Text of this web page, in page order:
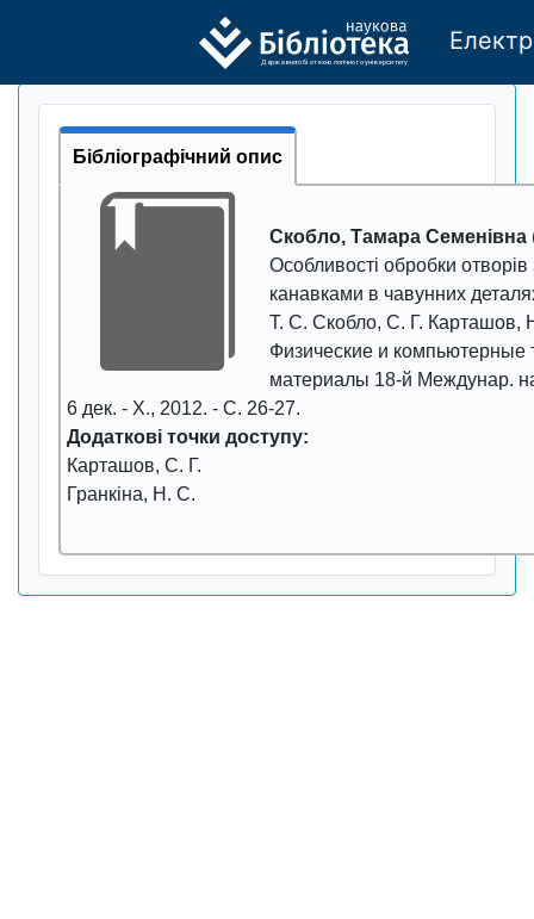
Державного бі отехно логічно го універси тету
Бібліографічний опис
Скобло, Тамара Семенівна
Особливості обробки отворів
канавками в чавунних
Т. С. Скобло, С. Г. Карташов,
Физические и компьютерные
материалы 18-й Междунар.
6 дек. - Х., 2012. - С. 26-27.
Додаткові точки доступу:
Карташов, С. Г.
Гранкіна, Н. С.